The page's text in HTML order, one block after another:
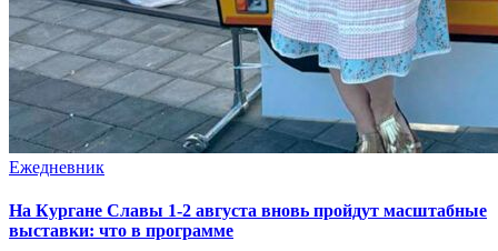
Ежедневник
На Кургане Славы 1-2 августа вновь пройдут масштабные
выставки: что в программе